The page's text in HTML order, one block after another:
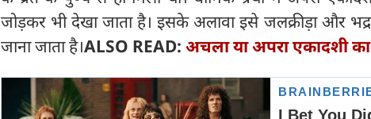
जोड़कर भी देखा जाता है। इसके अलावा इसे जलक्रीड़ा और
जाना जाता है।ALSO READ: अचला या अपरा एकादशी का